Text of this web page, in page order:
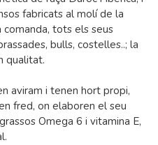
fabricats al molí de la
comanda, tots els seus
bulls, costelles..; la
qualitat.
aviram i tenen hort propi,
fred, on elaboren el seu
Omega 6 i vitamina E,